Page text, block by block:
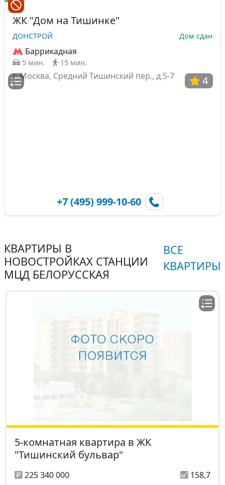
4
ЖК "Дом на Тишинке"
ДОНСТРОЙ Дом сдан
Баррикадная
5 мин. 15 мин.
г. Москва, Средний Тишинский пер., д.5-7
+7 (495) 999-10-60
КВАРТИРЫ В
НОВОСТРОЙКАХ СТАНЦИИ
МЦД БЕЛОРУССКАЯ
ВСЕ
КВАРТИРЫ
5-комнатная квартира в ЖК
"Тишинский бульвар"
225 340 000
158,7